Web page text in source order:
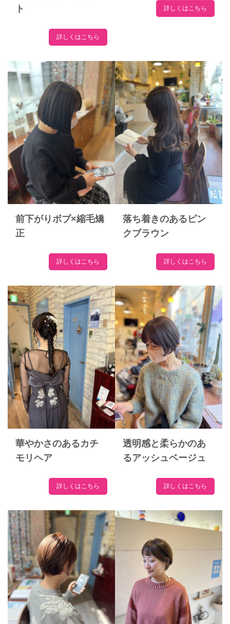
ト
詳しくはこちら
詳しくはこちら
前下がりボブ×縮毛矯
正
詳しくはこちら
落ち着きのあるピン
クブラウン
詳しくはこちら
華やかさのあるカチ
モリヘア
詳しくはこちら
透明感と柔らかのあ
るアッシュベージュ
詳しくはこちら